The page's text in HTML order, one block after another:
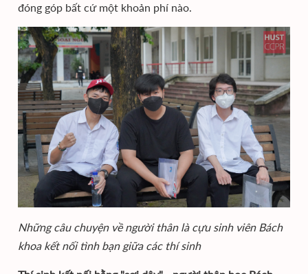
đóng góp bất cứ một khoản phí nào.
Những câu chuyện về người thân là cựu sinh viên Bách
khoa kết nối tình bạn giữa các thí sinh